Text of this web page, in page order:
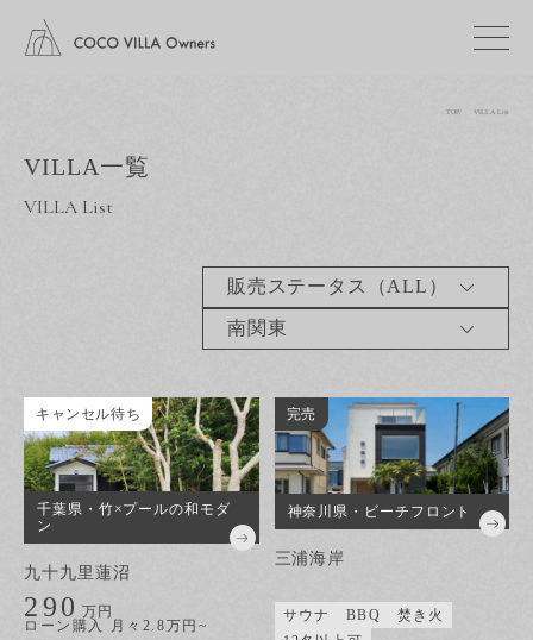
TOP VILLA List
VILLA一覧
VILLA List
キャンセル待ち
千葉県・竹×プールの和モダ
ン
九十九里蓮沼
290 万円
ローン購入 月々2.8万円~
完売
神奈川県・ビーチフロント
三浦海岸
サウナ BBQ
焚き火